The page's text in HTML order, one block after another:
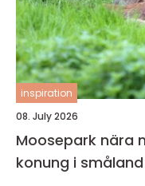
inspiration
08. July 2026
Moosepark nära möten med skogens
konung i småland